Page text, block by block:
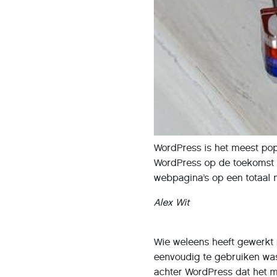
WordPress is het meest
WordPress op de
webpagina’s op een totaal
Alex Wit
Wie weleens heeft
eenvoudig te gebruiken
achter WordPress dat het